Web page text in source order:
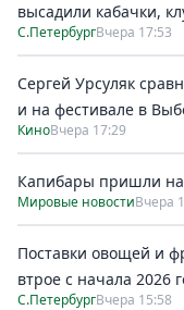
высадили кабачки,
С.ПетербургВчера 17:53
Сергей Урсуляк
и на фестивале в
КиноВчера 17:29
Капибары пришли на
Мировые новостиВчера
Поставки овощей и
втрое с начала 2026
С.ПетербургВчера 15:58